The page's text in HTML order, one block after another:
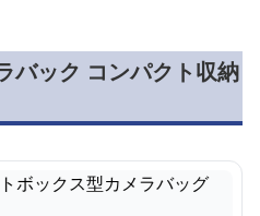
バック コンパクト収納